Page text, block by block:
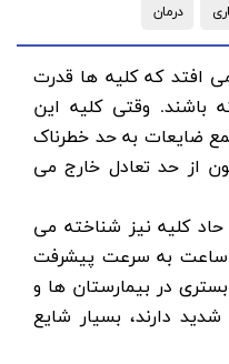
درمان
افتد که کلیه ها قدرت
باشند. وقتی کلیه این
ضایعات به حد خطرناک
از حد تعادل خارج می
کلیه نیز شناخته می
ساعت به سرعت پیشرفت
در بیمارستان ها و
دارند، بسیار شایع